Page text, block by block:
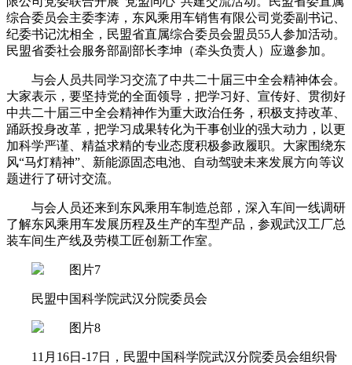
综合委员会主委李涛，东风乘用车销售有限公司党委副书记、
纪委书记沈相全，民盟省直属综合委员会盟员55人参加活动。
民盟省委社会服务部副部长李坤（牵头负责人）应邀参加。
与会人员共同学习交流了中共二十届三中全会精神体会。
大家表示，要坚持党的全面领导，把学习好、宣传好、贯彻好
中共二十届三中全会精神作为重大政治任务，积极支持改革、
踊跃投身改革，把学习成果转化为干事创业的强大动力，以更
加科学严谨、精益求精的专业态度积极参政履职。大家围绕东
风“马灯精神”、新能源固态电池、自动驾驶未来发展方向等议
题进行了研讨交流。
与会人员还来到东风乘用车制造总部，深入车间一线调研
了解东风乘用车发展历程及生产的车型产品，参观武汉工厂总
装车间生产线及劳模工匠创新工作室。
民盟中国科学院武汉分院委员会
11月16日-17日，民盟中国科学院武汉分院委员会组织骨